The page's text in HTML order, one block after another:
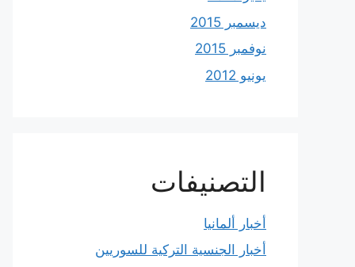
ديسمبر 2015
نوفمبر 2015
يونيو 2012
التصنيفات
أخبار ألمانيا
أخبار الجنسية التركية للسوريين